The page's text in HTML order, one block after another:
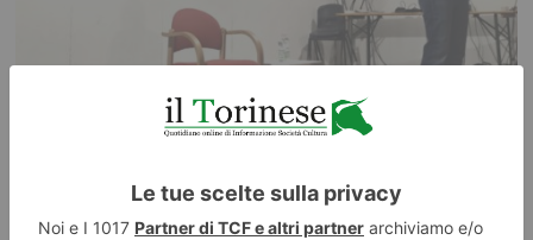
Buongiorno Elly
POLITICA Leggi l’articolo su L’identità: Buongiorno Elly Leggi qui le